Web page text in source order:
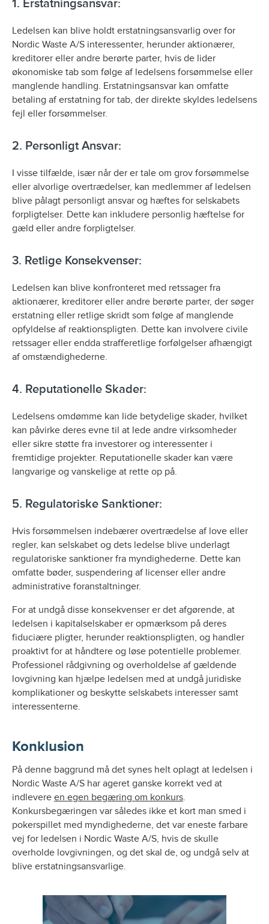
1. Erstatningsansvar:
Ledelsen kan blive holdt erstatningsansvarlig over for
Nordic Waste A/S interessenter, herunder aktionærer,
kreditorer eller andre berørte parter, hvis de lider
økonomiske tab som følge af ledelsens forsømmelse eller
manglende handling. Erstatningsansvar kan omfatte
betaling af erstatning for tab, der direkte skyldes ledelsens
fejl eller forsømmelser.
2. Personligt Ansvar:
I visse tilfælde, især når der er tale om grov forsømmelse
eller alvorlige overtrædelser, kan medlemmer af ledelsen
blive pålagt personligt ansvar og hæftes for selskabets
forpligtelser. Dette kan inkludere personlig hæftelse for
gæld eller andre forpligtelser.
3. Retlige Konsekvenser:
Ledelsen kan blive konfronteret med retssager fra
aktionærer, kreditorer eller andre berørte parter, der søger
erstatning eller retlige skridt som følge af manglende
opfyldelse af reaktionspligten. Dette kan involvere civile
retssager eller endda strafferetlige forfølgelser afhængigt
af omstændighederne.
4. Reputationelle Skader:
Ledelsens omdømme kan lide betydelige skader, hvilket
kan påvirke deres evne til at lede andre virksomheder
eller sikre støtte fra investorer og interessenter i
fremtidige projekter. Reputationelle skader kan være
langvarige og vanskelige at rette op på.
5. Regulatoriske Sanktioner:
Hvis forsømmelsen indebærer overtrædelse af love eller
regler, kan selskabet og dets ledelse blive underlagt
regulatoriske sanktioner fra myndighederne. Dette kan
omfatte bøder, suspendering af licenser eller andre
administrative foranstaltninger.
For at undgå disse konsekvenser er det afgørende, at
ledelsen i kapitalselskaber er opmærksom på deres
fiduciære pligter, herunder reaktionspligten, og handler
proaktivt for at håndtere og løse potentielle problemer.
Professionel rådgivning og overholdelse af gældende
lovgivning kan hjælpe ledelsen med at undgå juridiske
komplikationer og beskytte selskabets interesser samt
interessenterne.
Konklusion
På denne baggrund må det synes helt oplagt at ledelsen i
Nordic Waste A/S har ageret ganske korrekt ved at
indlevere en egen begæring om konkurs.
Konkursbegæringen var således ikke et kort man smed i
pokerspillet med myndighederne, det var eneste farbare
vej for ledelsen i Nordic Waste A/S, hvis de skulle
overholde lovgivningen, og det skal de, og undgå selv at
blive erstatningsansvarlige.